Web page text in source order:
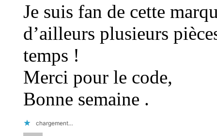
Je suis fan de cette
d’ailleurs plusieurs
temps !
Merci pour le code,
Bonne semaine .
chargement…